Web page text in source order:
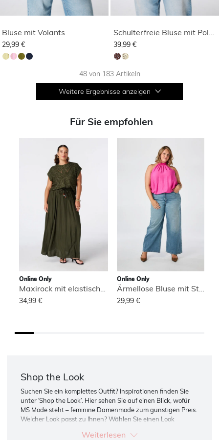
Bluse mit Volants
29,99 €
Schulterfreie Bluse mit Polka Dot Muster
39,99 €
48 von 183 Artikeln
Weitere Ergebnisse anzeigen
Für Sie empfohlen
Online Only
34,99 €
Online Only
29,99 €
Shop the Look
Suchen Sie ein komplettes Outfit? Inspirationen finden Sie
unter ′Shop the Look′. Hier sehen Sie auf einen Blick, wofür
MS Mode steht – feminine Damenmode zum günstigen Preis.
Welcher Look passt zu Ihnen? Wählen Sie einen Look
Weiterlesen